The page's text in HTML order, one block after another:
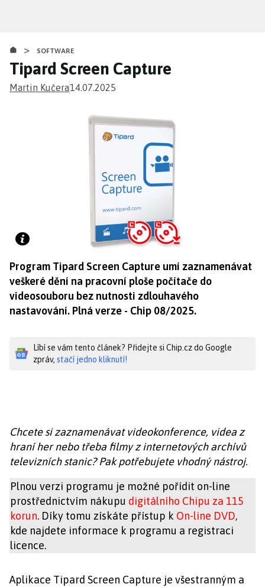
obsahu
> SOFTWARE
Tipard Screen Capture
Martin Kučera14.07.2025
Program Tipard Screen Capture umí zaznamenávat
veškeré dění na pracovní ploše počítače do
videosouboru bez nutnosti zdlouhavého
nastavování. Plná verze - Chip 08/2025.
Líbí se vám tento článek? Přidejte si Chip.cz do Google
zpráv, stačí jedno kliknutí!
Chcete si zaznamenávat videokonference, videa z
hraní her nebo třeba filmy z internetových archívů
televizních stanic? Pak potřebujete vhodný nástroj.
Plnou verzi programu je možné pořídit on-line
prostřednictvím nákupu digitálního Chipu za 115
korun. Díky tomu získáte přístup k On-line DVD,
kde najdete informace k programu a registraci
licence.
Aplikace Tipard Screen Capture je všestranným a